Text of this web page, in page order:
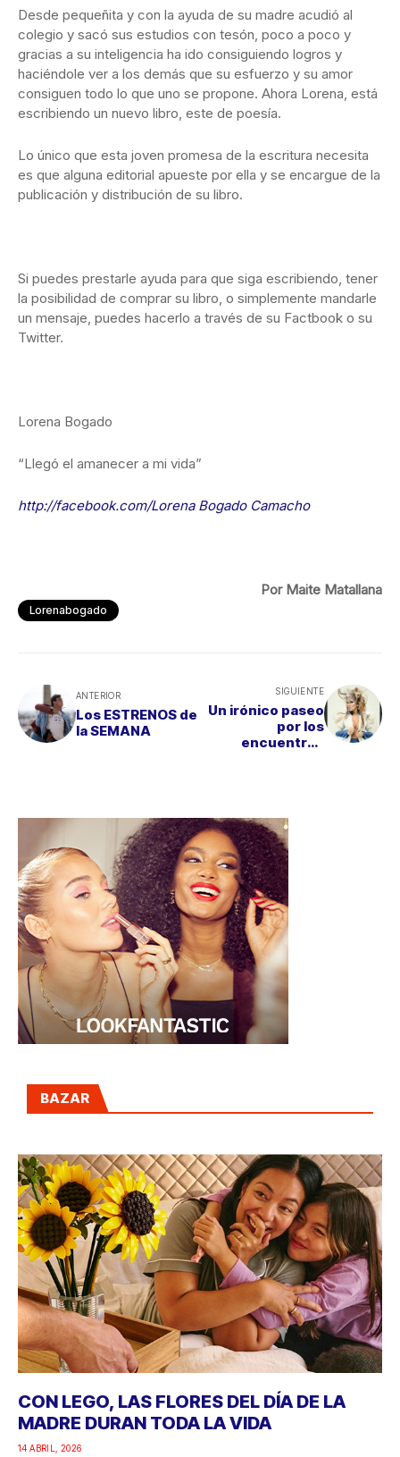
Desde pequeñita y con la ayuda de su madre acudió al
colegio y sacó sus estudios con tesón, poco a poco y
gracias a su inteligencia ha ido consiguiendo logros y
haciéndole ver a los demás que su esfuerzo y su amor
consiguen todo lo que uno se propone. Ahora Lorena, está
escribiendo un nuevo libro, este de poesía.
Lo único que esta joven promesa de la escritura necesita
es que alguna editorial apueste por ella y se encargue de la
publicación y distribución de su libro.
Si puedes prestarle ayuda para que siga escribiendo, tener
la posibilidad de comprar su libro, o simplemente mandarle
un mensaje, puedes hacerlo a través de su Factbook o su
Twitter.
Lorena Bogado
“Llegó el amanecer a mi vida”
http://facebook.com/Lorena Bogado Camacho
Por Maite Matallana
Lorenabogado
ANTERIOR
Los ESTRENOS de
la SEMANA
SIGUIENTE
Un irónico paseo
por los
encuentros
BAZAR
CON LEGO, LAS FLORES DEL DÍA DE LA
MADRE DURAN TODA LA VIDA
14 ABRIL, 2026